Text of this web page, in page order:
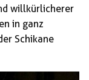
willkürlicherer
in ganz
Schikane